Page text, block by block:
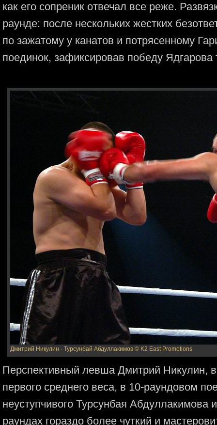
как его сопреник отвечал все реже.
раунде: после нескольких жестких
по зажатому у канатов и потрясенному
поединок, зафиксировав победу Ядгарова
Дмитрий Никулин - Турсунбай Абдуллакимов © K2 East Promotions
Перспективный левша Дмитрий Никулин,
первого среднего веса, в 10-раундовом
неуступчивого Турсунбая Абдуллакимова
раундах гораздо более чуткий и